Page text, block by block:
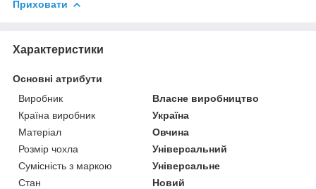
Приховати
Характеристики
Основні атрибути
Виробник
Власне виробництво
Країна виробник
Україна
Матеріал
Овчина
Розмір чохла
Універсальний
Сумісність з маркою
Універсальне
Стан
Новий